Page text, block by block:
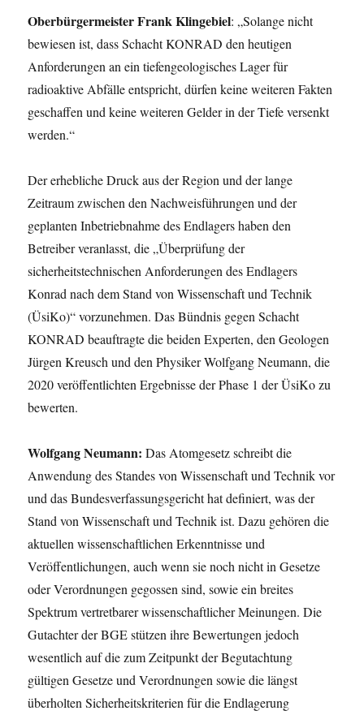
Oberbürgermeister Frank Klingebiel: „Solange nicht
bewiesen ist, dass Schacht KONRAD den heutigen
Anforderungen an ein tiefengeologisches Lager für
radioaktive Abfälle entspricht, dürfen keine weiteren Fakten
geschaffen und keine weiteren Gelder in der Tiefe versenkt
werden.“
Der erhebliche Druck aus der Region und der lange
Zeitraum zwischen den Nachweisführungen und der
geplanten Inbetriebnahme des Endlagers haben den
Betreiber veranlasst, die „Überprüfung der
sicherheitstechnischen Anforderungen des Endlagers
Konrad nach dem Stand von Wissenschaft und Technik
(ÜsiKo)“ vorzunehmen. Das Bündnis gegen Schacht
KONRAD beauftragte die beiden Experten, den Geologen
Jürgen Kreusch und den Physiker Wolfgang Neumann, die
2020 veröffentlichten Ergebnisse der Phase 1 der ÜsiKo zu
bewerten.
Wolfgang Neumann:Das Atomgesetz schreibt die
Anwendung des Standes von Wissenschaft und Technik vor
und das Bundesverfassungsgericht hat definiert, was der
Stand von Wissenschaft und Technik ist. Dazu gehören die
aktuellen wissenschaftlichen Erkenntnisse und
Veröffentlichungen, auch wenn sie noch nicht in Gesetze
oder Verordnungen gegossen sind, sowie ein breites
Spektrum vertretbarer wissenschaftlicher Meinungen. Die
Gutachter der BGE stützen ihre Bewertungen jedoch
wesentlich auf die zum Zeitpunkt der Begutachtung
gültigen Gesetze und Verordnungen sowie die längst
überholten Sicherheitskriterien für die Endlagerung